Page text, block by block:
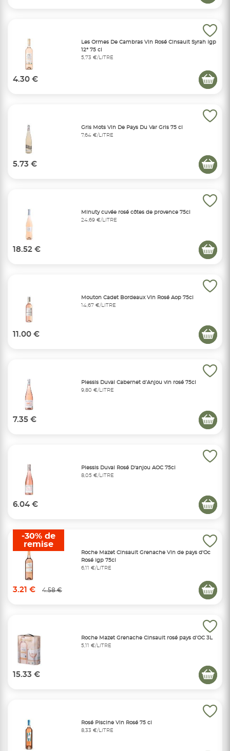
Les Ormes De Cambras Vin Rosé Cinsault Syrah Igp
12° 75 cl
5,73 €/LITRE
4.30 €
Gris Mots Vin De Pays Du Var Gris 75 cl
7,64 €/LITRE
5.73 €
Minuty cuvée rosé côtes de provence 75cl
24,69 €/LITRE
18.52 €
Mouton Cadet Bordeaux Vin Rosé Aop 75cl
14,67 €/LITRE
11.00 €
Plessis Duval Cabernet d’Anjou vin rosé 75cl
9,80 €/LITRE
7.35 €
Plessis Duval Rosé D'anjou AOC 75cl
8,05 €/LITRE
6.04 €
Roche Mazet Cinsault Grenache Vin de pays d'Oc
Rosé Igp 75cl
6,11 €/LITRE
3.21 € 4.58 €
-30% de
remise
Roche Mazet Grenache Cinsault rosé pays d’OC 3L
5,11 €/LITRE
15.33 €
Rosé Piscine Vin Rosé 75 cl
8,33 €/LITRE